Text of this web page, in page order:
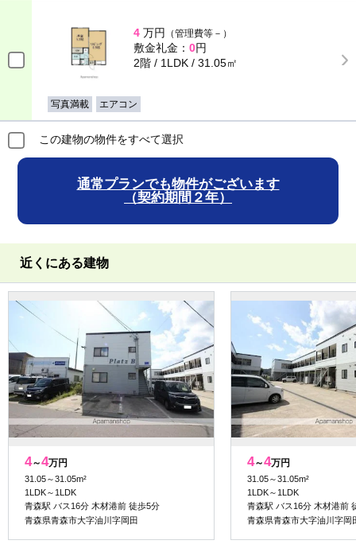
4 万円 （管理費等－）
敷金礼金： 0円
2階 / 1LDK / 31.05㎡
写真満載 エアコン
この建物の物件をすべて選択
通常プランでも物件がございます
（契約期間２年）
近くにある建物
4～4万円
31.05～31.05m²
1LDK～1LDK
青森駅 バス16分 木材港前 徒歩5分
青森県青森市大字油川字岡田
4～4万円
31.05～31.05m²
1LDK～1LDK
青森駅 バス16分 木材港前
青森県青森市大字油川字岡